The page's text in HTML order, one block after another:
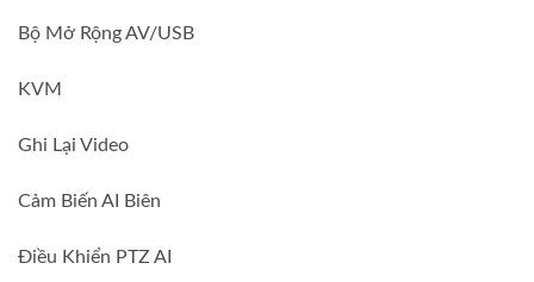
Bộ Mở Rộng AV/USB
KVM
Ghi Lại Video
Cảm Biến AI Biên
Điều Khiển PTZ AI